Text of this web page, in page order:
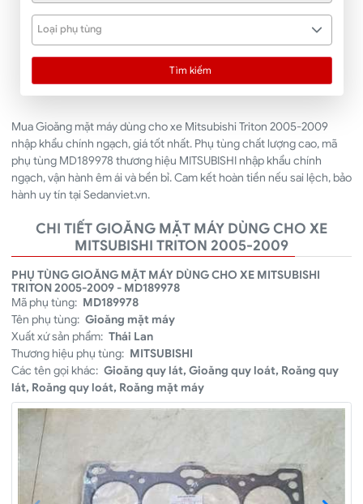
Loại phụ tùng
Tìm kiếm
Mua Gioăng mặt máy dùng cho xe Mitsubishi Triton 2005-2009
nhập khẩu chính ngạch, giá tốt nhất. Phụ tùng chất lượng cao, mã
phụ tùng MD189978 thương hiệu MITSUBISHI nhập khẩu chính
ngạch, vận hành êm ái và bền bỉ. Cam kết hoàn tiền nếu sai lệch, bảo
hành uy tín tại Sedanviet.vn.
CHI TIẾT GIOĂNG MẶT MÁY DÙNG CHO XE
MITSUBISHI TRITON 2005-2009
PHỤ TÙNG GIOĂNG MẶT MÁY DÙNG CHO XE MITSUBISHI
TRITON 2005-2009 - MD189978
Mã phụ tùng: MD189978
Tên phụ tùng: Gioăng mặt máy
Xuất xứ sản phẩm: Thái Lan
Thương hiệu phụ tùng: MITSUBISHI
Các tên gọi khác: Gioăng quy lát, Gioăng quy loát, Roăng quy
lát, Roăng quy loát, Roăng mặt máy